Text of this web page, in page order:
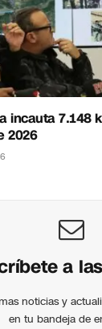
incauta 7.148
2026
a
noticias y
en tu bandeja de